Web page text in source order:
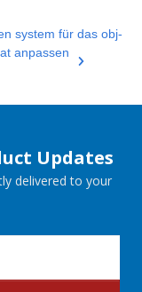
system für das obj-
anpassen
Updates
delivered to your